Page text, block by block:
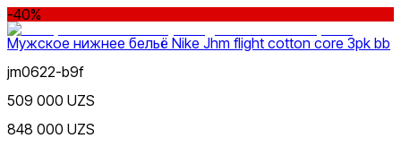
-40%
Мужское нижнее бельё Nike Jhm flight cotton core 3pk bb
jm0622-b9f
509 000 UZS
848 000 UZS